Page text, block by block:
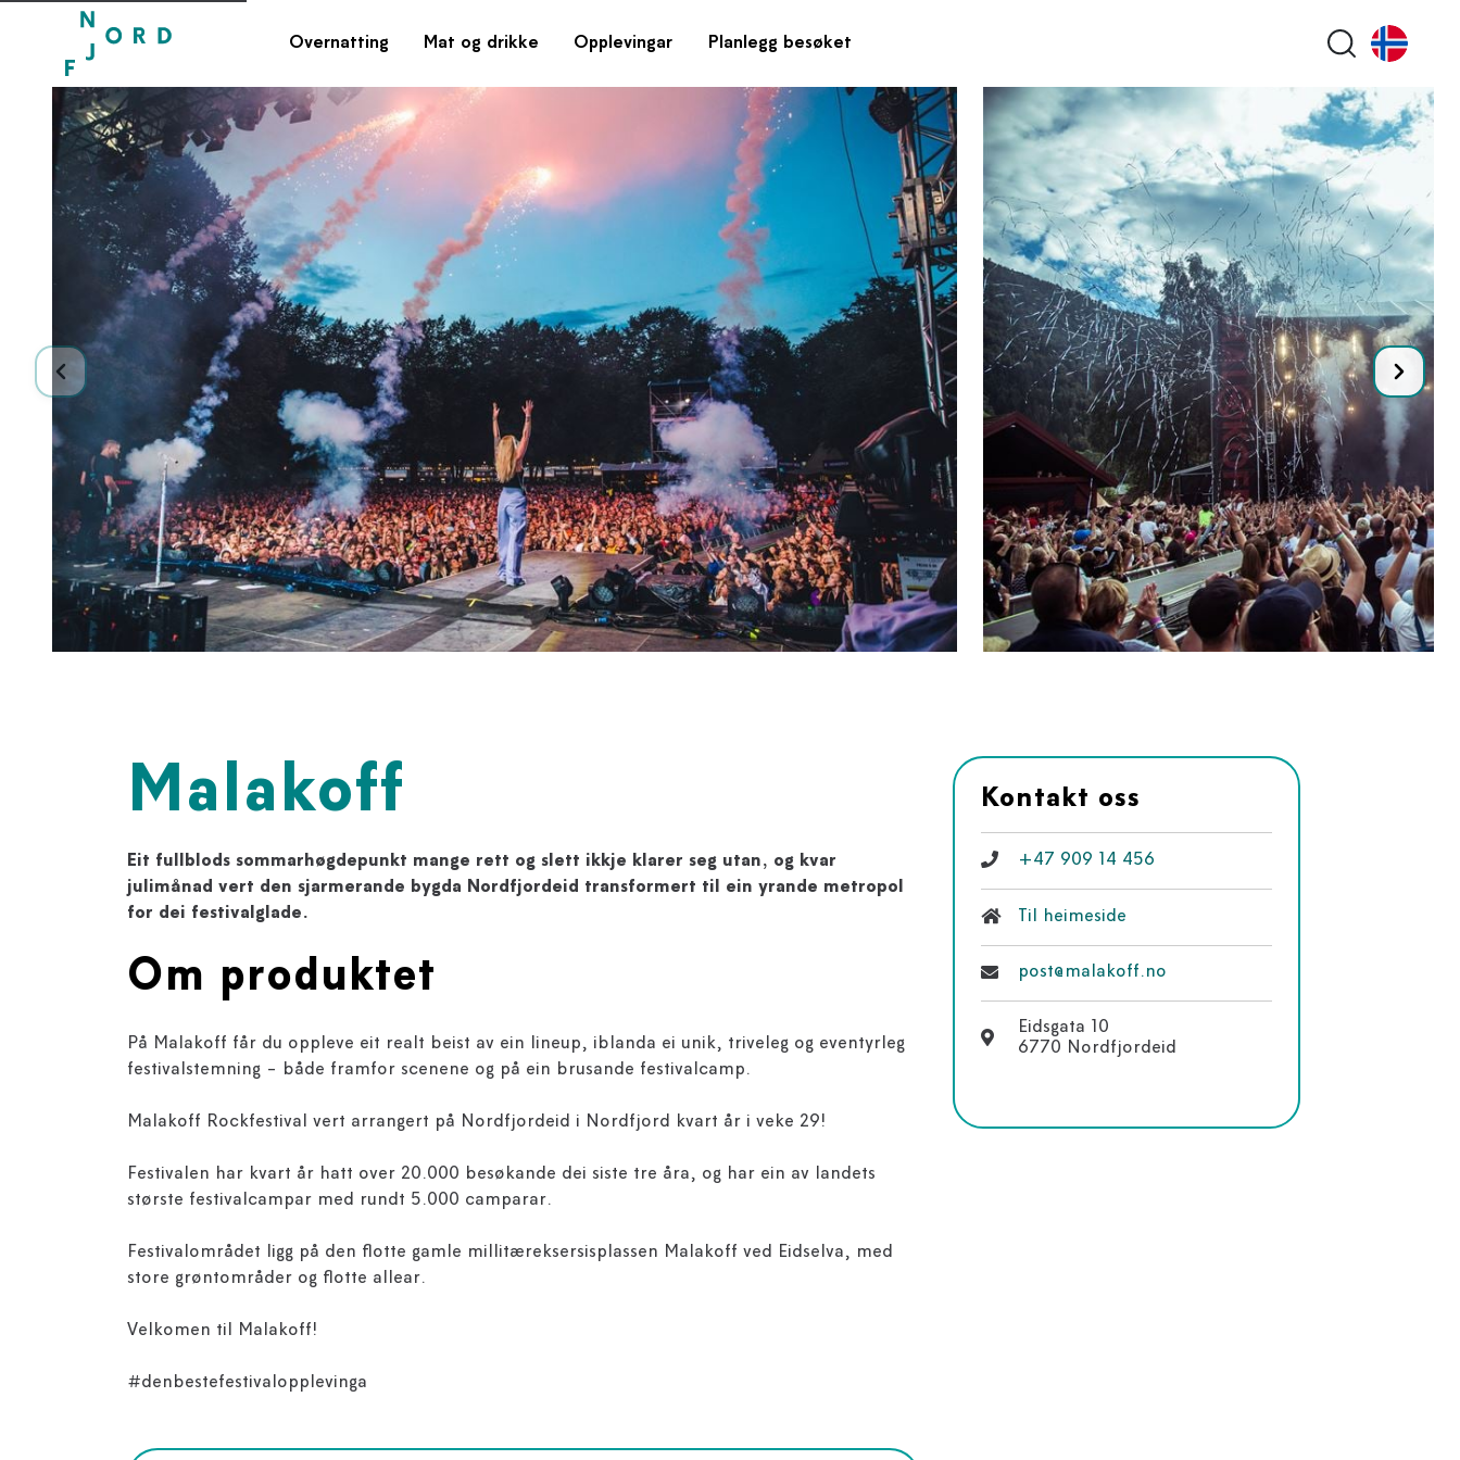
Overnatting Mat og drikke Opplevingar Planlegg besøket Search
Malakoff
Eit fullblods sommarhøgdepunkt mange rett og slett ikkje klarer seg utan, og kvar
julimånad vert den sjarmerande bygda Nordfjordeid transformert til ein yrande metropol
for dei festivalglade.
Om produktet
På Malakoff får du oppleve eit realt beist av ein lineup, iblanda ei unik, triveleg og eventyrleg
festivalstemning - både framfor scenene og på ein brusande festivalcamp.
Malakoff Rockfestival vert arrangert på Nordfjordeid i Nordfjord kvart år i veke 29!
Festivalen har kvart år hatt over 20.000 besøkande dei siste tre åra, og har ein av landets
største festivalcampar med rundt 5.000 camparar.
Festivalområdet ligg på den flotte gamle millitæreksersisplassen Malakoff ved Eidselva, med
store grøntområder og flotte allear.
Velkomen til Malakoff!
#denbestefestivalopplevinga
Kontakt oss
+47 909 14 456
Til heimeside
post@malakoff.no
Eidsgata 10
6770 Nordfjordeid